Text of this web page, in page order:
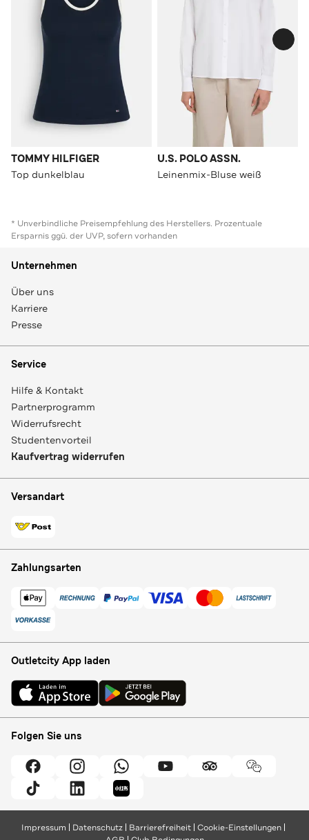
TOMMY HILFIGER
Top dunkelblau
U.S. POLO ASSN.
Leinenmix-Bluse weiß
* Unverbindliche Preisempfehlung des Herstellers. Prozentuale
Ersparnis ggü. der UVP, sofern vorhanden
Unternehmen
Über uns
Karriere
Presse
Service
Hilfe & Kontakt
Partnerprogramm
Widerrufsrecht
Studentenvorteil
Kaufvertrag widerrufen
Versandart
Zahlungsarten
Outletcity App laden
Folgen Sie uns
Impressum Datenschutz Barrierefreiheit Cookie-Einstellungen